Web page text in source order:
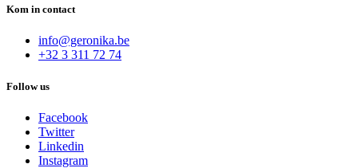
Kom in contact
info@geronika.be
+32 3 311 72 74
Follow us
Facebook
Twitter
Linkedin
Instagram